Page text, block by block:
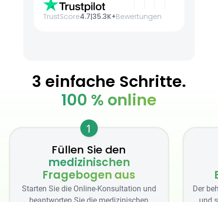
TrustScore4.7|35.3K+Bewertungen
3 einfache Schritte.
100 % online
1
Füllen Sie den
medizinischen
Fragebogen aus
Starten Sie die Online-Konsultation und
Der